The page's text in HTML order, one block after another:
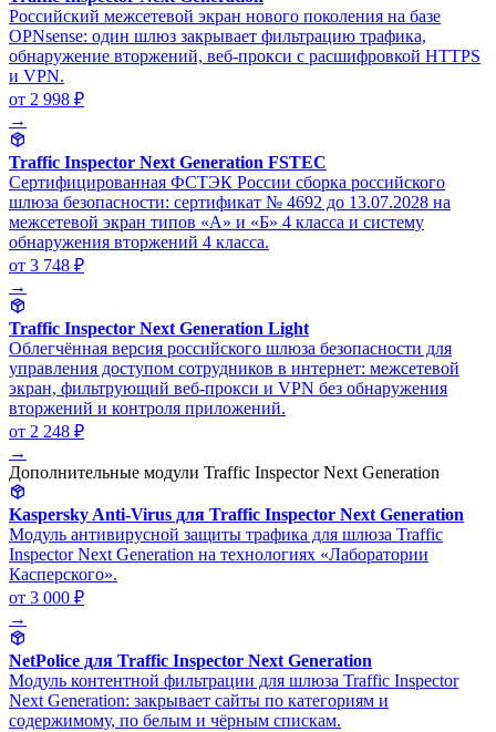
Российский межсетевой экран нового поколения на базе
OPNsense: один шлюз закрывает фильтрацию трафика,
обнаружение вторжений, веб-прокси с расшифровкой HTTPS
и VPN.
от 2 998 ₽
→
Traffic Inspector Next Generation FSTEC
Сертифицированная ФСТЭК России сборка российского
шлюза безопасности: сертификат № 4692 до 13.07.2028 на
межсетевой экран типов «А» и «Б» 4 класса и систему
обнаружения вторжений 4 класса.
от 3 748 ₽
→
Traffic Inspector Next Generation Light
Облегчённая версия российского шлюза безопасности для
управления доступом сотрудников в интернет: межсетевой
экран, фильтрующий веб-прокси и VPN без обнаружения
вторжений и контроля приложений.
от 2 248 ₽
→
Дополнительные модули Traffic Inspector Next Generation
Kaspersky Anti-Virus для Traffic Inspector Next Generation
Модуль антивирусной защиты трафика для шлюза Traffic
Inspector Next Generation на технологиях «Лаборатории
Касперского».
от 3 000 ₽
→
NetPolice для Traffic Inspector Next Generation
Модуль контентной фильтрации для шлюза Traffic Inspector
Next Generation: закрывает сайты по категориям и
содержимому, по белым и чёрным спискам.